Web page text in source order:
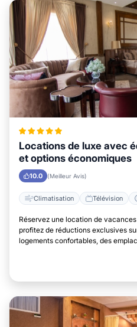
Locations de luxe avec
et options économiques
10.0 (Meilleur Avis)
Climatisation Télévision
Réservez une location de
profitez de réductions exclusives
logements confortables, des